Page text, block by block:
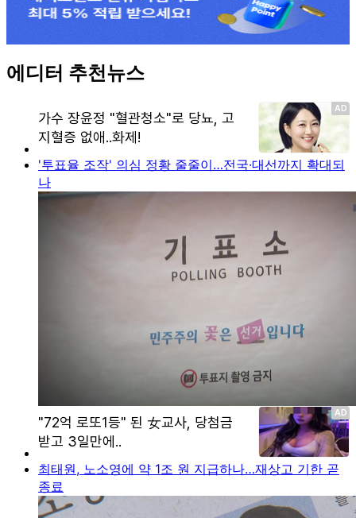
에디터 추천뉴스
'투표율 조작' 의심 정황 줄줄이…전국·대선까지 확대되
나
최태원, 노소영에 약 1조 원 지급하나…재상고 기한 곧
종료